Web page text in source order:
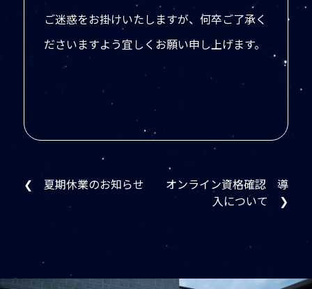
ご迷惑をお掛けいたしますが、何卒ご了承く
ださいますよう宜しくお願い申し上げます。
❮ 夏期休業のお知らせ
オンライン資格確認 導
入について ❯